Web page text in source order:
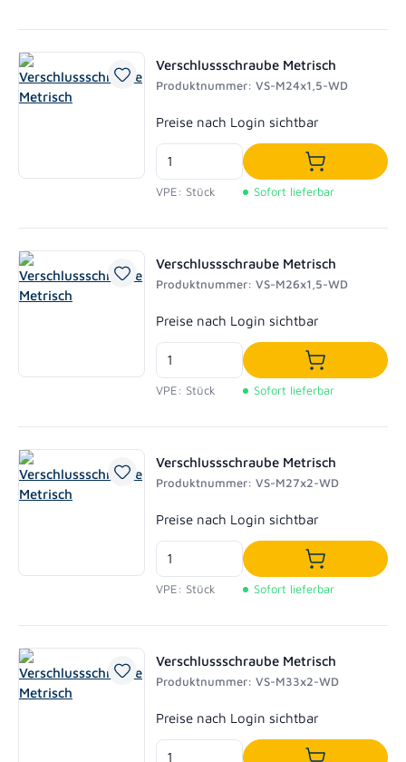
Verschlussschraube Metrisch
Produktnummer: VS-M24x1,5-WD
Regulärer Preis:
Preise nach Login sichtbar
VPE: Stück
In den
Sofort lieferbar
Verschlussschraube Metrisch
Produktnummer: VS-M26x1,5-WD
Regulärer Preis:
Preise nach Login sichtbar
VPE: Stück
In den
Sofort lieferbar
Verschlussschraube Metrisch
Produktnummer: VS-M27x2-WD
Regulärer Preis:
Preise nach Login sichtbar
VPE: Stück
In den
Sofort lieferbar
Verschlussschraube Metrisch
Produktnummer: VS-M33x2-WD
Regulärer Preis:
Preise nach Login sichtbar